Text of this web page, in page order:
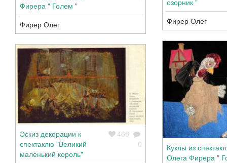
Фирер Олег
Фирера " Голем "
Фирер Олег
Куклы из
Олега Фирера "
Эскиз декорации к
спектаклю "Великий
маленький король"
468
0